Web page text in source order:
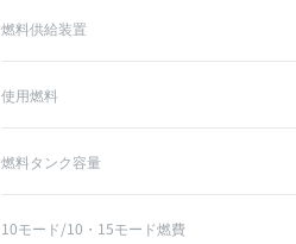
燃料供給装置
使用燃料
燃料タンク容量
10モード/10・15モード燃費